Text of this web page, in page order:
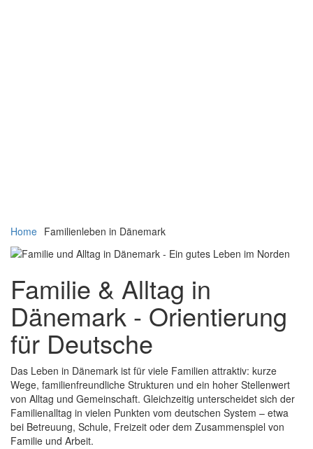
Navigation
Navigation
Home Familienleben in Dänemark
Familie & Alltag in
Dänemark - Orientierung
für Deutsche
Das Leben in Dänemark ist für viele Familien attraktiv: kurze
Wege, familienfreundliche Strukturen und ein hoher Stellenwert
von Alltag und Gemeinschaft. Gleichzeitig unterscheidet sich der
Familienalltag in vielen Punkten vom deutschen System – etwa
bei Betreuung, Schule, Freizeit oder dem Zusammenspiel von
Familie und Arbeit.